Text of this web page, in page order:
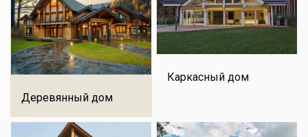
Деревянный дом
Каркасный дом